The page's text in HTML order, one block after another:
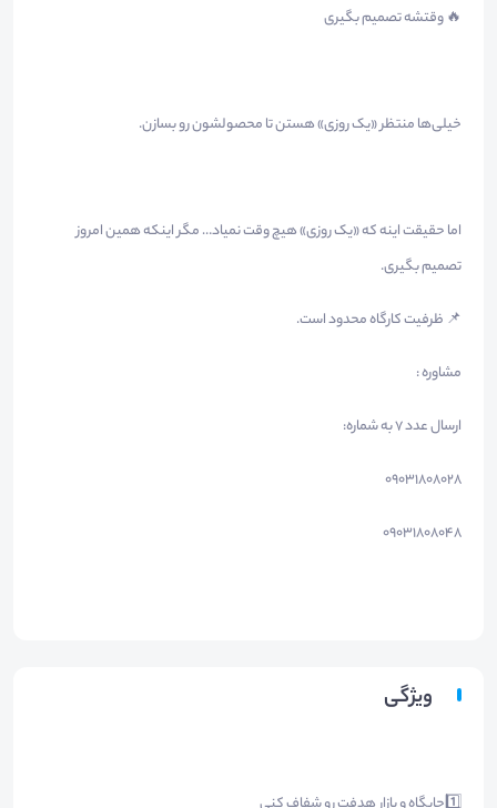
🔥 وقتشه تصمیم بگیری
خیلی‌ها منتظر «یک روزی» هستن تا محصولشون رو بسازن.
اما حقیقت اینه که «یک روزی» هیچ وقت نمیاد… مگر اینکه همین امروز
تصمیم بگیری.
📌 ظرفیت کارگاه محدود است.
مشاوره :
ارسال عدد 7 به شماره:
۰۹۰۳۱۸۰۸۰۲۸
۰۹۰۳۱۸۰۸۰۴۸
ویژگی